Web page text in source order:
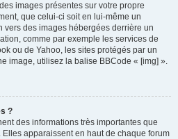
images présentes sur votre propre
que celui-ci soit en lui-même un
vers des images hébergées derrière un
comme par exemple les services de
ou de Yahoo, les sites protégés par un
image, utilisez la balise BBCode « [img] ».
?
des informations très importantes que
apparaissent en haut de chaque forum